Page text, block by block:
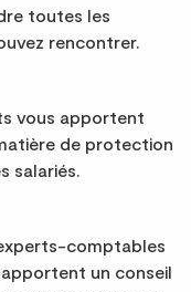
toutes les
rencontrer.
vous apportent
de protection
salariés.
comptables
un conseil